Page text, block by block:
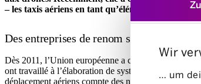
Wir
… um
– les taxis aériens en tant qu’élément du système
Des entreprises de renom sur la piste de
Dès 2011, l’Union européenne a commencé à
ont travaillé à l’élaboration de systèmes de pilotage,
déplacement aériens compte des noms comme